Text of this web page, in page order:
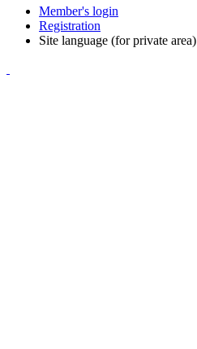
Member's login
Registration
Site language (for private area)